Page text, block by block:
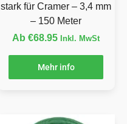
stark für Cramer – 3,4 mm
– 150 Meter
Ab €68.95 Inkl. MwSt
Mehr info